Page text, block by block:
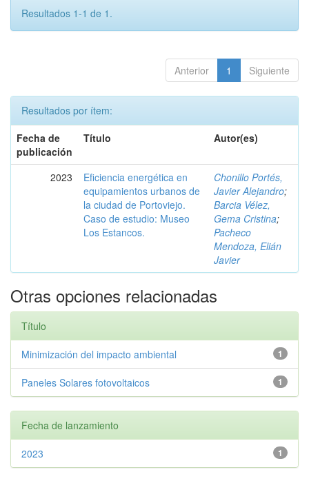
Resultados 1-1 de 1.
Anterior 1 Siguiente
Resultados por ítem:
Fecha de
publicación
Título Autor(es)
2023
Eficiencia energética en
equipamientos urbanos de
la ciudad de Portoviejo.
Caso de estudio: Museo
Los Estancos.
Chonillo Portés,
Javier Alejandro;
Barcia Vélez,
Gema Cristina;
Pacheco
Mendoza, Elián
Javier
Otras opciones relacionadas
Título
1
Minimización del impacto ambiental
1
Paneles Solares fotovoltaicos
Fecha de lanzamiento
1
2023